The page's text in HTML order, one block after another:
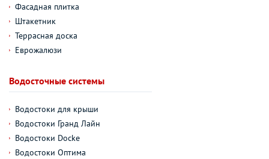
Фасадная плитка
Штакетник
Террасная доска
Еврожалюзи
Водосточные системы
Водостоки для крыши
Водостоки Гранд Лайн
Водостоки Docke
Водостоки Оптима